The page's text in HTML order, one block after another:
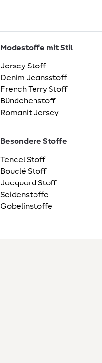
Modestoffe mit Stil
Jersey Stoff
Denim Jeansstoff
French Terry Stoff
Bündchenstoff
Romanit Jersey
Besondere Stoffe
Tencel Stoff
Bouclé Stoff
Jacquard Stoff
Seidenstoffe
Gobelinstoffe